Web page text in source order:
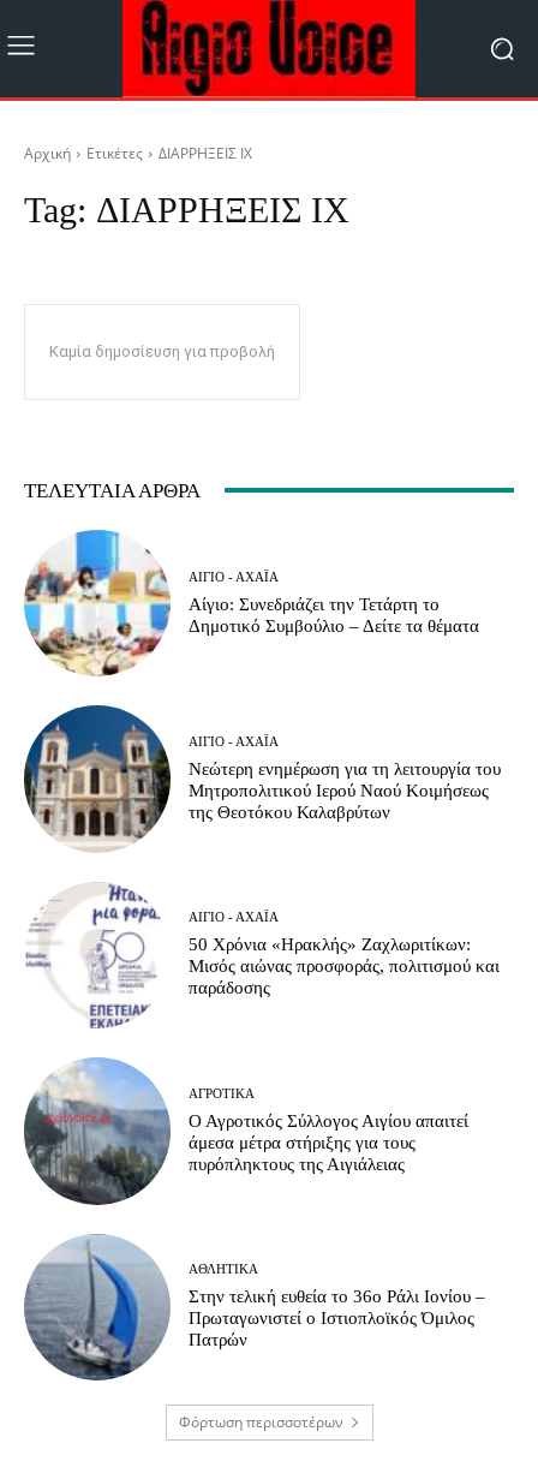
Αρχική Ετικέτες ΔΙΑΡΡΗΞΕΙΣ ΙΧ
Tag: ΔΙΑΡΡΗΞΕΙΣ ΙΧ
Καμία δημοσίευση για προβολή
ΤΕΛΕΥΤΑΊΑ ΆΡΘΡΑ
ΑΊΓΙΟ - ΑΧΑΪ́Α
Αίγιο: Συνεδριάζει την Τετάρτη το
Δημοτικό Συμβούλιο – Δείτε τα θέματα
ΑΊΓΙΟ - ΑΧΑΪ́Α
Νεώτερη ενημέρωση για τη λειτουργία του
Μητροπολιτικού Ιερού Ναού Κοιμήσεως
της Θεοτόκου Καλαβρύτων
ΑΊΓΙΟ - ΑΧΑΪ́Α
50 Χρόνια «Ηρακλής» Ζαχλωριτίκων:
Μισός αιώνας προσφοράς, πολιτισμού και
παράδοσης
ΑΓΡΟΤΙΚΆ
Ο Αγροτικός Σύλλογος Αιγίου απαιτεί
άμεσα μέτρα στήριξης για τους
πυρόπληκτους της Αιγιάλειας
ΑΘΛΗΤΙΚΆ
Στην τελική ευθεία το 36ο Ράλι Ιονίου –
Πρωταγωνιστεί ο Ιστιοπλοϊκός Όμιλος
Πατρών
Φόρτωση περισσοτέρων